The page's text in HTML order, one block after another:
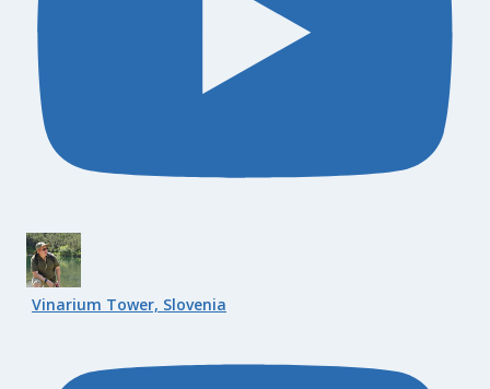
Vinarium Tower, Slovenia